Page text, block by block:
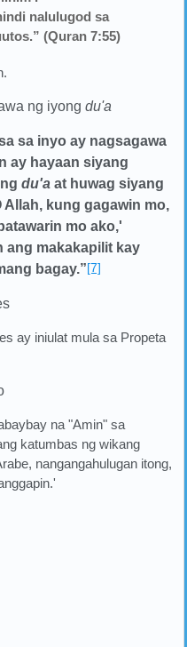
nalulugod sa
(Quran 7:55)
ng iyong du'a
sa inyo ay nagsagawa
ay hayaan siyang
du'aat huwag siyang
Allah, kung gagawin mo,
mo ako,'
ang makakapilit kay
bagay.”[7]
ay iniulat mula sa Propeta
na "Amin" sa
katumbas ng wikang
nangangahulugan itong,